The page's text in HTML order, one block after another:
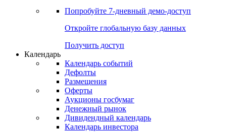
Попробуйте 7-дневный демо-доступ
Откройте глобальную базу данных
Получить доступ
Календарь
Календарь событий
Дефолты
Размещения
Оферты
Аукционы госбумаг
Денежный рынок
Дивидендный календарь
Календарь инвестора